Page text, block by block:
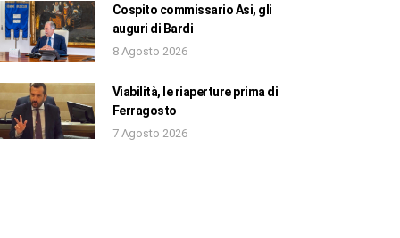
Cospito commissario Asi, gli
auguri di Bardi
8 Agosto 2026
Viabilità, le riaperture prima di
Ferragosto
7 Agosto 2026